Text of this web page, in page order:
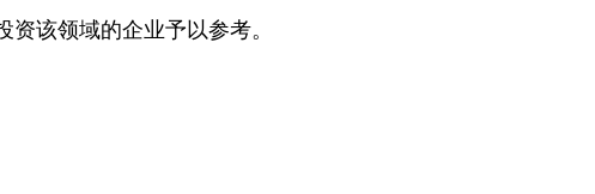
该领域的企业予以参考。